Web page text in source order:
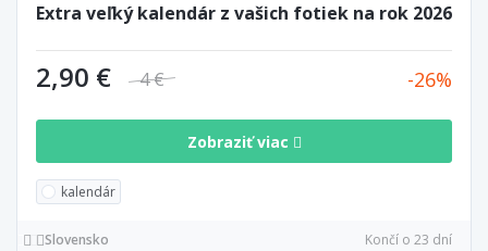
Extra veľký kalendár z vašich fotiek na rok 2026
2,90 € 4 € 26
Zobraziť viac
kalendár
Slovensko Končí o 23 dní